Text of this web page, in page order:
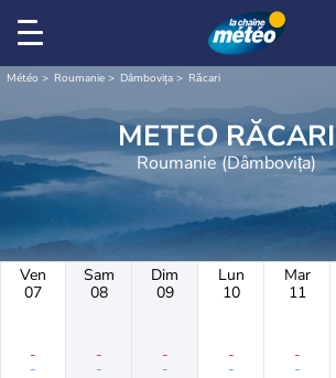
Météo Roumanie Dâmbovița Răcari
METEO RĂCARI
Roumanie (Dâmbovița)
Ven
07
-
-
Sam
08
-
-
Dim
09
-
-
Lun
10
-
-
Mar
11
-
-